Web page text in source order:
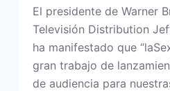
El presidente de Warner
Televisión Distribution
ha manifestado que
gran trabajo de
de audiencia para